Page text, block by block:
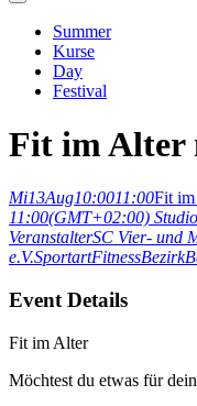
Summer
Kurse
Day
Festival
Fit im
Mi13Aug10:0011:00Fit
11:00(GMT+02:00)
VeranstalterSC Vier- und
e.V.SportartFitnessBezirk
Event Details
Fit im Alter
Möchtest du etwas für